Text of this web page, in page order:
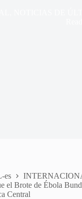
es
el Brote de Ébola
Central